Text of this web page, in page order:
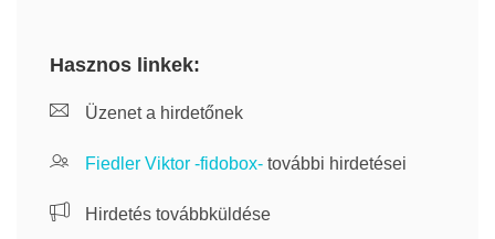
Hasznos linkek:
Üzenet a hirdetőnek
Fiedler Viktor -fidobox- további hirdetései
Hirdetés továbbküldése